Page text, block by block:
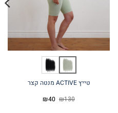
טייץ ACTIVE מנטה קצר
₪130 המחיר
₪40 המחיר